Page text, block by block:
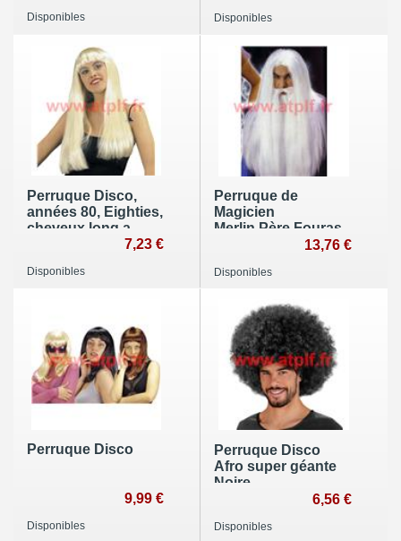
Disponibles Disponibles
Perruque Disco,
années 80, Eighties,
cheveux long a
7,23 €
Disponibles
Perruque de
Magicien
Merlin,Père Fouras,
13,76 €
Disponibles
Perruque Disco
9,99 €
Disponibles
Perruque Disco
Afro super géante
Noire
6,56 €
Disponibles